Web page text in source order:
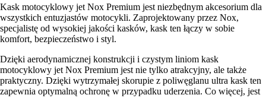
Kask motocyklowy jet Nox Premium jest niezbędnym akcesorium dla
wszystkich entuzjastów motocykli. Zaprojektowany przez Nox,
specjalistę od wysokiej jakości kasków, kask ten łączy w sobie
komfort, bezpieczeństwo i styl.
Dzięki aerodynamicznej konstrukcji i czystym liniom kask
motocyklowy jet Nox Premium jest nie tylko atrakcyjny, ale także
praktyczny. Dzięki wytrzymałej skorupie z poliwęglanu ultra kask ten
zapewnia optymalną ochronę w przypadku uderzenia. Co więcej, jest